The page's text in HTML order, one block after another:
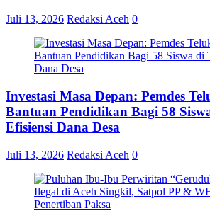
Juli 13, 2026 Redaksi Aceh 0
Investasi Masa Depan: Pemdes
Bantuan Pendidikan Bagi 58
Efisiensi Dana Desa
Juli 13, 2026 Redaksi Aceh 0